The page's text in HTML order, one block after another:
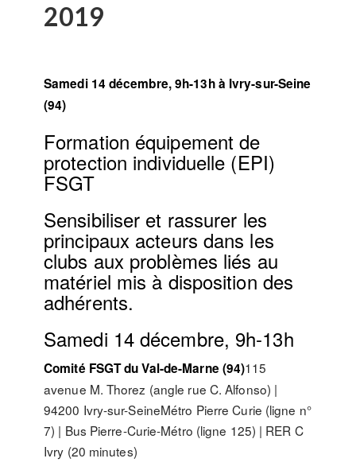
2019
Samedi 14 décembre, 9h-13h à Ivry-sur-Seine
(94)
Formation équipement de
protection individuelle (EPI)
FSGT
Sensibiliser et rassurer les
principaux acteurs dans les
clubs aux problèmes liés au
matériel mis à disposition des
adhérents.
Samedi 14 décembre, 9h-13h
Comité FSGT du Val-de-Marne (94)115
avenue M. Thorez (angle rue C. Alfonso) |
94200 Ivry-sur-SeineMétro Pierre Curie (ligne n°
7) | Bus Pierre-Curie-Métro (ligne 125) | RER C
Ivry (20 minutes)